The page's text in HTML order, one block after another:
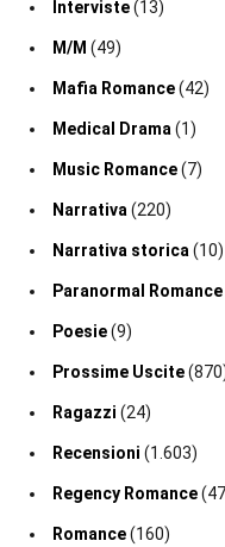
Interviste(13)
M/M (49)
Mafia Romance(42)
Medical Drama (1)
Music Romance(7)
Narrativa (220)
Narrativa storica (10)
Paranormal Romance
Poesie(9)
Prossime Uscite
Ragazzi (24)
Recensioni (1.603)
Regency Romance
Romance(160)